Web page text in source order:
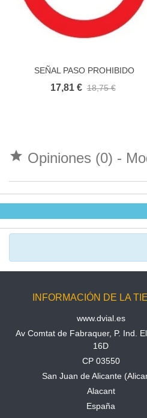
Añadir al carrito
SEÑAL PASO PROHIBIDO
CAMIONES Y FURGONETAS
17,81 € 18,75 €
 Opiniones (0) -
INFORMACIÓN DE LA
www.dvial.es
Av Comtat de Fabraquer, P. Ind.
16D
CP 03550
San Juan de Alicante
Alacant
España